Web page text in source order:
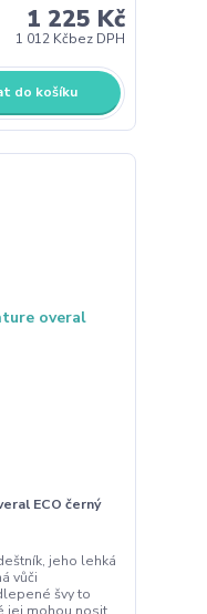
1 225 Kč
1 012 Kčbez DPH
do košíku
ECO černý
jeho lehká
vůči
švy to